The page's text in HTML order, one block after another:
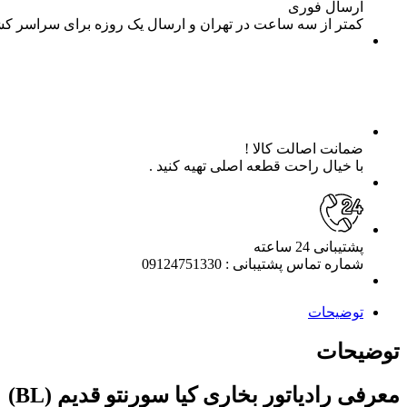
ارسال فوری
کمتر از سه ساعت در تهران و ارسال یک روزه برای سراسر
ضمانت اصالت کالا !
با خیال راحت قطعه اصلی تهیه کنید .
پشتیبانی 24 ساعته
شماره تماس پشتیبانی : 09124751330
توضیحات
توضیحات
معرفی رادیاتور بخاری کیا سورنتو قدیم (BL)